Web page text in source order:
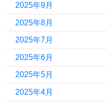
2025年9月
2025年8月
2025年7月
2025年6月
2025年5月
2025年4月